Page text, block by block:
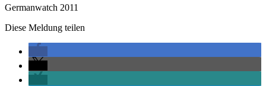
Germanwatch 2011
Diese Meldung teilen